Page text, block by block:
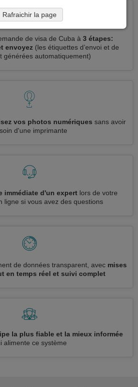
de visa de Cuba à 3 étapes:
envoyez (les étiquettes d’envoi et de
générées automatiquement)
vos photos numériques sans avoir
d'une imprimante
immédiate d'un expertlors de votre
ligne si vous avez des questions
de données transparent, avec mises
en temps réel et suivi complet
la plus fiable et la mieux informée
alimente ce système
Rafraichir la page